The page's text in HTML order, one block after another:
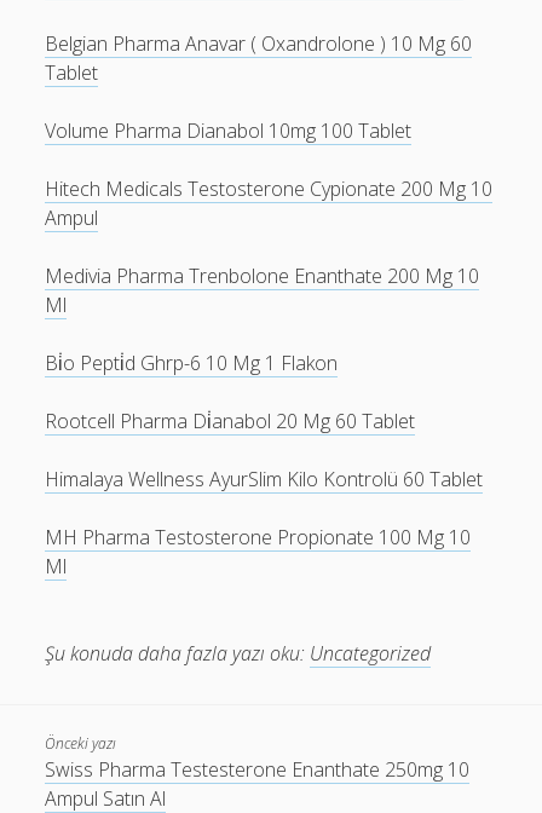
Belgian Pharma Anavar ( Oxandrolone ) 10 Mg 60
Tablet
Volume Pharma Dianabol 10mg 100 Tablet
Hitech Medicals Testosterone Cypionate 200 Mg 10
Ampul
Medivia Pharma Trenbolone Enanthate 200 Mg 10
Ml
Bi̇o Pepti̇d Ghrp-6 10 Mg 1 Flakon
Rootcell Pharma Di̇anabol 20 Mg 60 Tablet
Himalaya Wellness AyurSlim Kilo Kontrolü 60 Tablet
MH Pharma Testosterone Propionate 100 Mg 10
Ml
Şu konuda daha fazla yazı oku: Uncategorized
Önceki yazı
Swiss Pharma Testesterone Enanthate 250mg 10
Ampul Satın Al